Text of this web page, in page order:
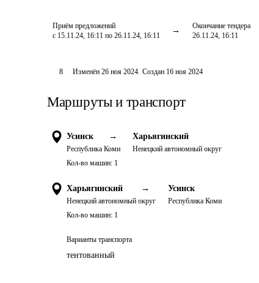
Приём предложений
с 15.11.24, 16:11 по 26.11.24, 16:11
Окончание тендера
26.11.24, 16:11
8 Изменён 26 ноя 2024. Создан 16 ноя 2024
Маршруты и транспорт
Усинск →
Республика Коми
Харьягинский
Ненецкий автономный округ
Кол-во машин: 1
Харьягинский →
Ненецкий автономный округ
Усинск
Республика Коми
Кол-во машин: 1
Варианты транспорта
тентованный